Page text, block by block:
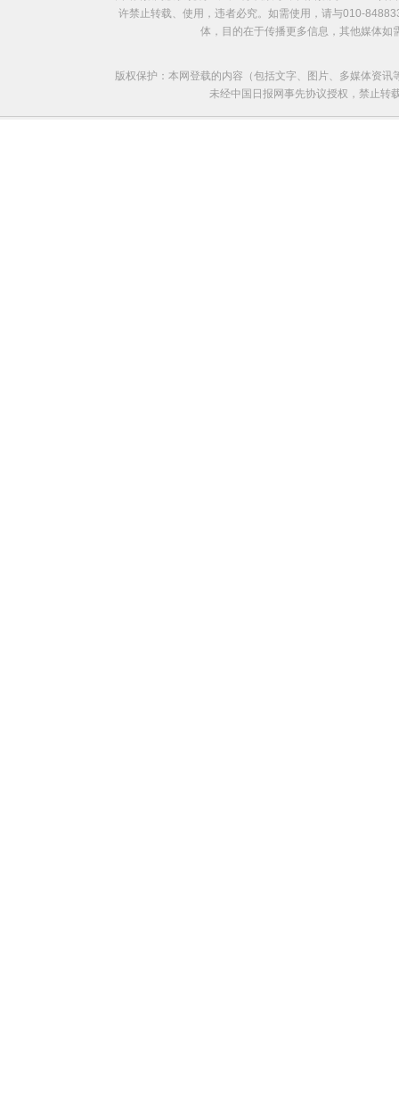
许禁止转载、使用，违者必究。如需使用，请与010-
体，目的在于传播更多信息，其他媒体
版权保护：本网登载的内容（包括文字、图片、多媒体资
未经中国日报网事先协议授权，禁止转